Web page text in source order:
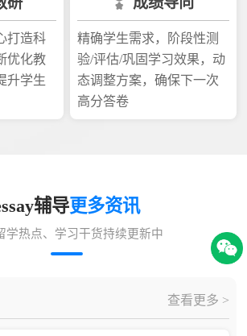
打造科
优化教
升学生
精确学生需求，阶段性测
验/评估/巩固学习效果，动
态调整方案，确保下一次
高分答卷
辅导更多资讯
学热点、学习干货持续更新中
查看更多 >